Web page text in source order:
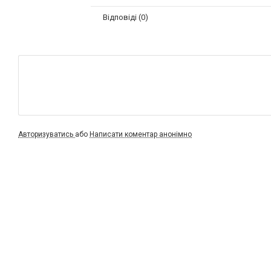
Відповіді (0)
Авторизуватись або Написати коментар анонімно